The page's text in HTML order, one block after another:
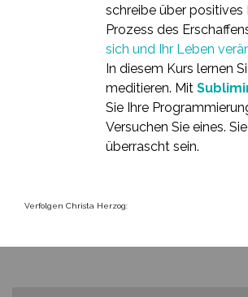
Verfolgen Christa Herzog:
schreibe über positives
Prozess des
sich und Ihr Leben
In diesem Kurs lernen
meditieren. Mit
Sie Ihre
Versuchen Sie eines.
überrascht sein.